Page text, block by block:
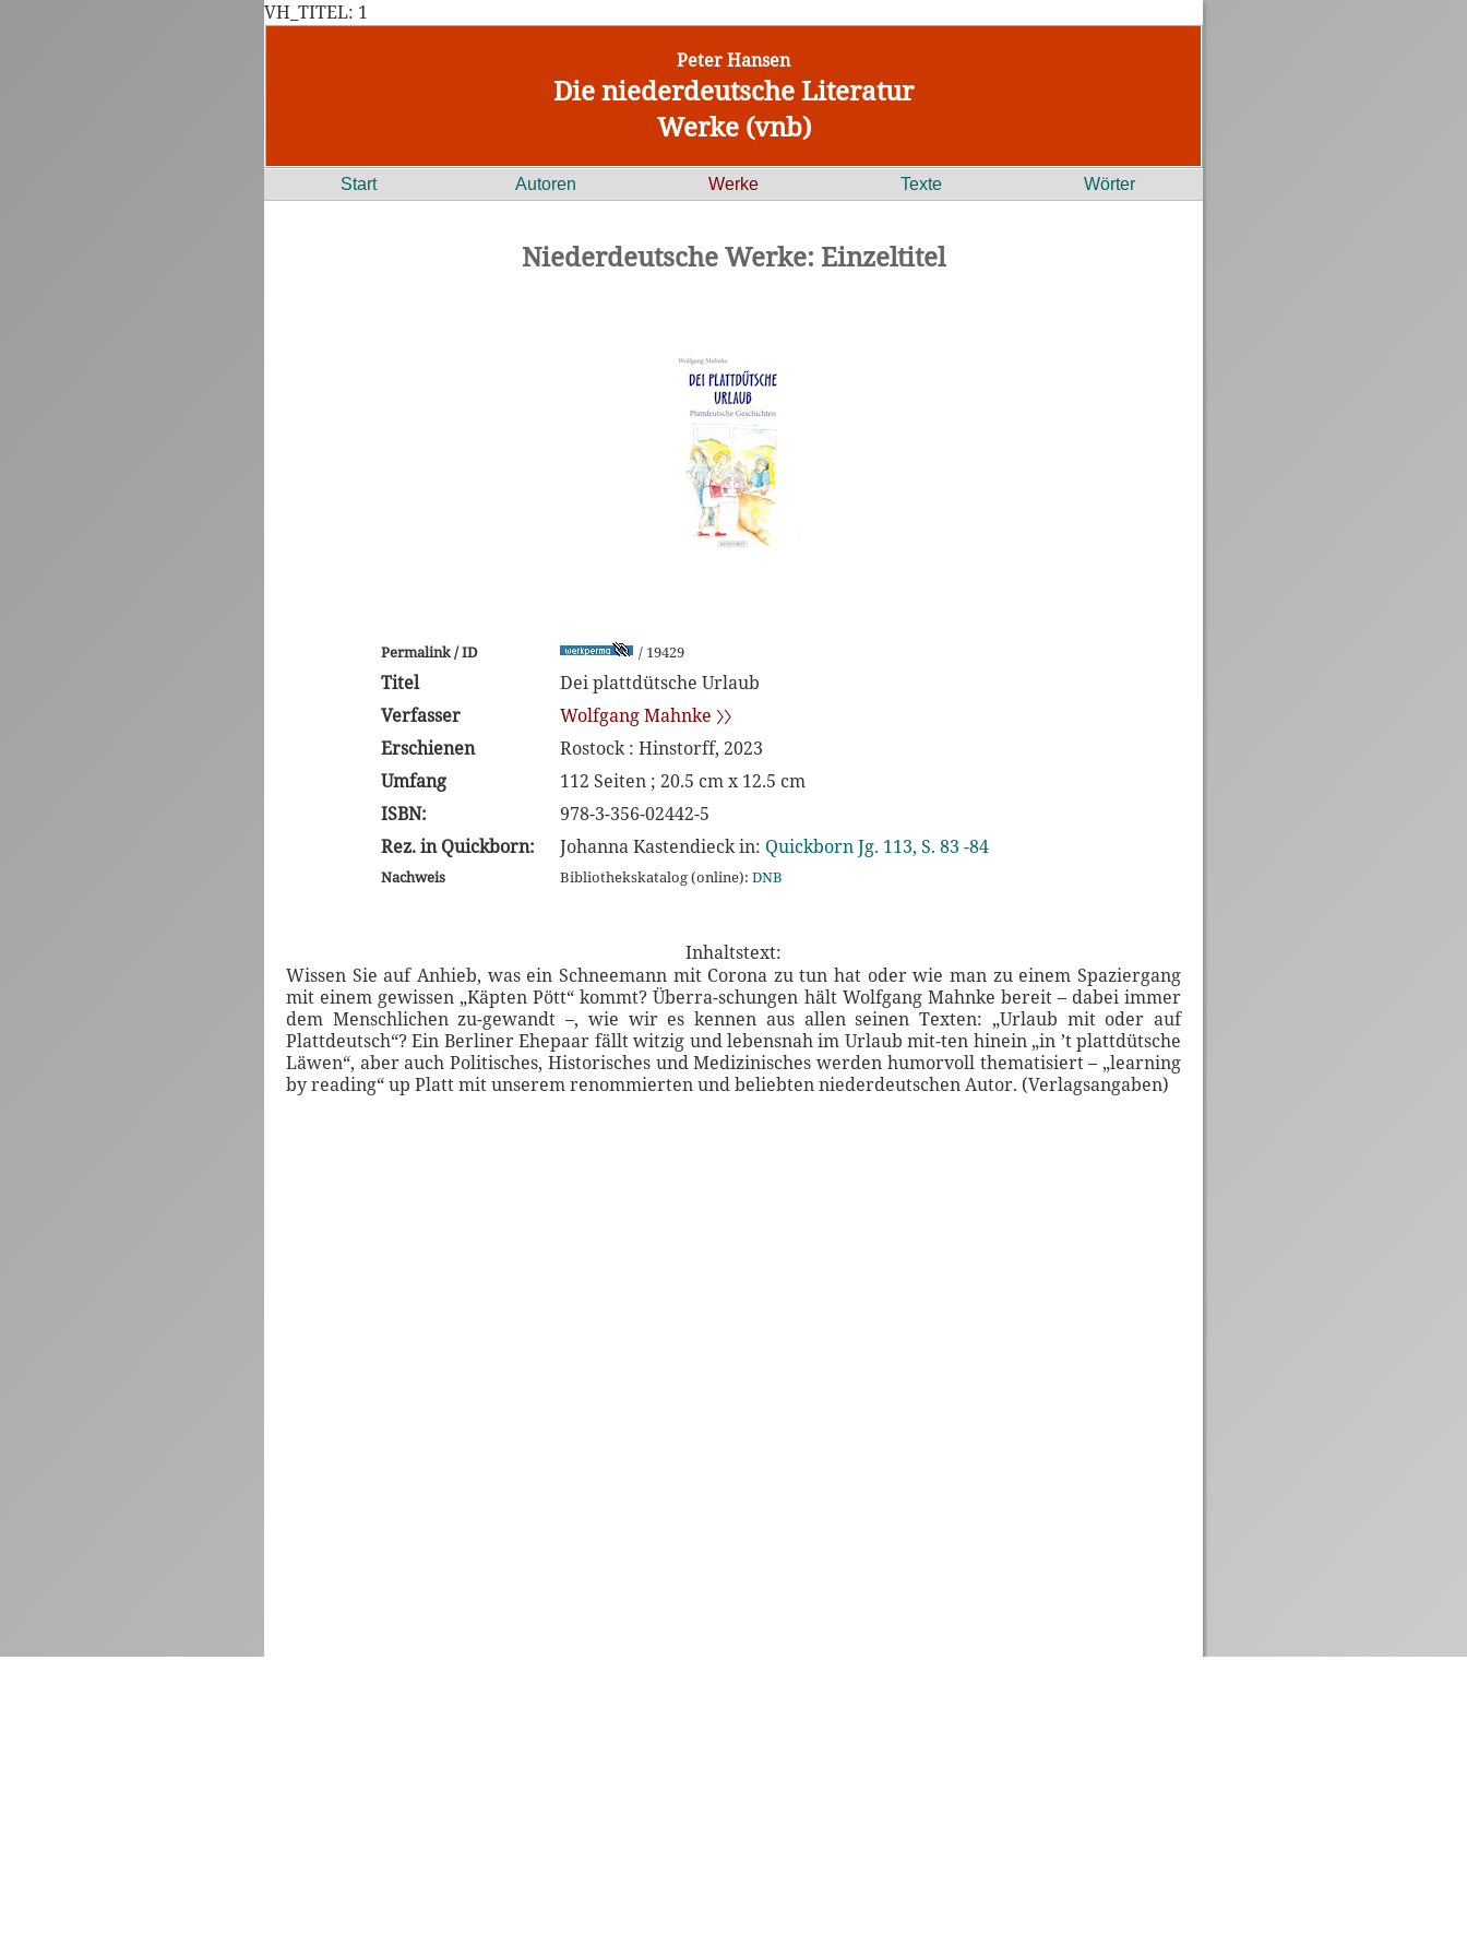
VH_TITEL: 1
Peter Hansen
Die niederdeutsche Literatur
Werke (vnb)
Start Autoren Werke Texte Wörter
Niederdeutsche Werke: Einzeltitel
Permalink / ID / 19429
Titel
Dei plattdütsche Urlaub
Verfasser
Wolfgang Mahnke 〉〉
Erschienen
Rostock : Hinstorff, 2023
Umfang
112 Seiten ; 20.5 cm x 12.5 cm
ISBN:
978-3-356-02442-5
Rez. in Quickborn:
Johanna Kastendieck in: Quickborn Jg. 113, S. 83 -84
Nachweis Bibliothekskatalog (online): DNB
Inhaltstext:
Wissen Sie auf Anhieb, was ein Schneemann mit Corona zu tun hat oder wie man zu einem Spaziergang
mit einem gewissen „Käpten Pött“ kommt? Überra-schungen hält Wolfgang Mahnke bereit – dabei immer
dem Menschlichen zu-gewandt –, wie wir es kennen aus allen seinen Texten: „Urlaub mit oder auf
Plattdeutsch“? Ein Berliner Ehepaar fällt witzig und lebensnah im Urlaub mit-ten hinein „in ’t plattdütsche
Läwen“, aber auch Politisches, Historisches und Medizinisches werden humorvoll thematisiert – „learning
by reading“ up Platt mit unserem renommierten und beliebten niederdeutschen Autor. (Verlagsangaben)